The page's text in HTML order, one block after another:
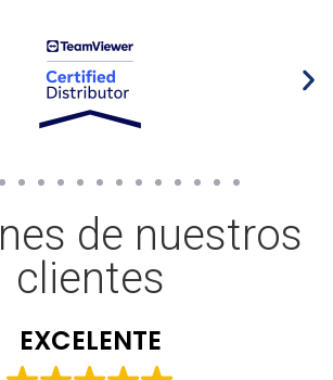
de nuestros
clientes
EXCELENTE